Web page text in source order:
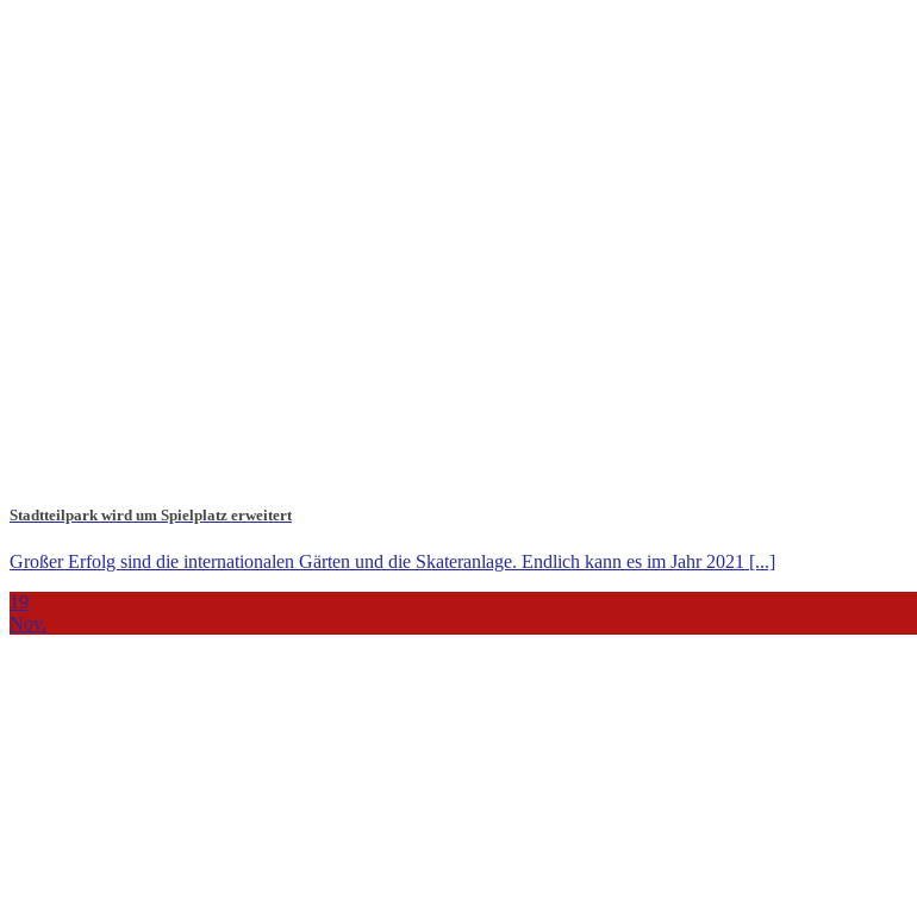
Stadtteilpark wird um Spielplatz erweitert
Großer Erfolg sind die internationalen Gärten und die Skateranlage. Endlich kann es im Jahr 2021 [...]
19
Nov.